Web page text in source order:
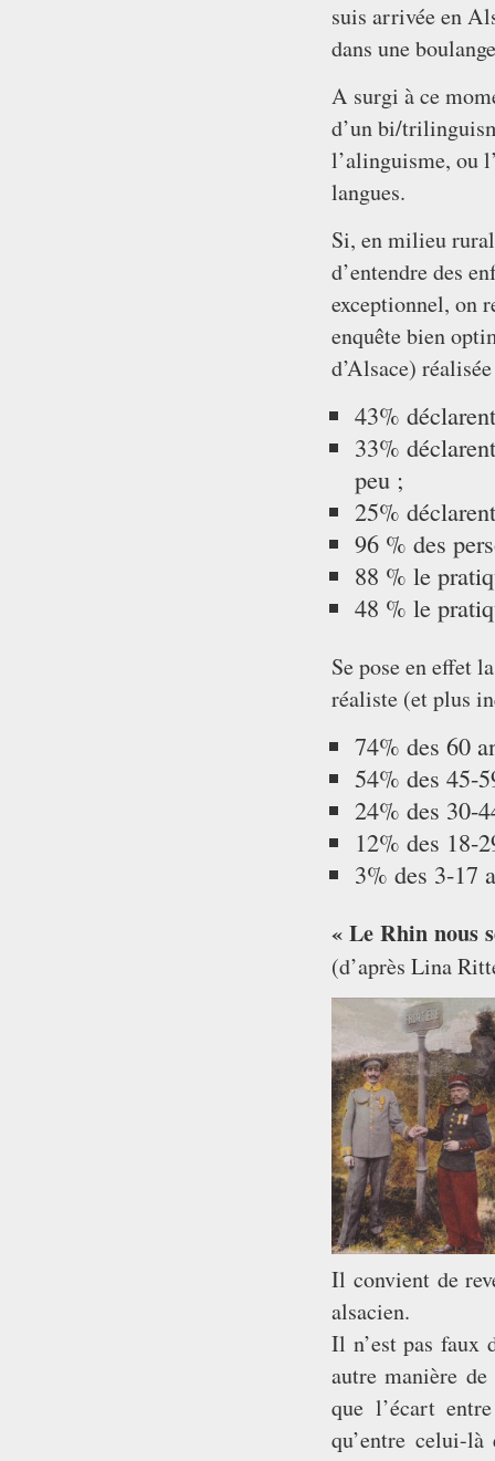
suis arrivée en
dans une
A surgi à ce
d’un bi/
l’alinguisme, ou
langues.
Si, en milieu
d’entendre des
exceptionnel, on
enquête bien
d’Alsace)
43%
33%
peu ;
25%
96 % des
88 % le
48 % le
Se pose en effet
réaliste (et plus
74% des 60
54% des 45-
24% des 30-
12% des 18-
3% des 3-17
« Le Rhin nous
(d’après Lina
Il convient de
alsacien.
Il n’est pas faux
autre manière
que l’écart
qu’entre celui-